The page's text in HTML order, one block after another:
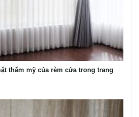
thẩm mỹ của rèm cửa trong trang